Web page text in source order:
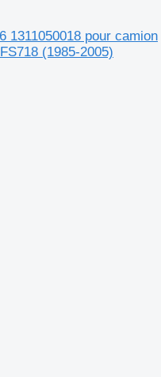
1311050018 pour camion
(1985-2005)